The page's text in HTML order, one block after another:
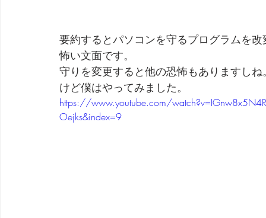
要約するとパソコンを守るプログラムを
怖い文面です。
守りを変更すると他の恐怖もありますしね
けど僕はやってみました。
https://www.youtube.com/
Oejks&index=9